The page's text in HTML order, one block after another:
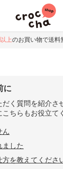
上のお買い物で送料
に
く質問を紹介さ
ちらもお役立て
ん
ました
方を教えてくださ